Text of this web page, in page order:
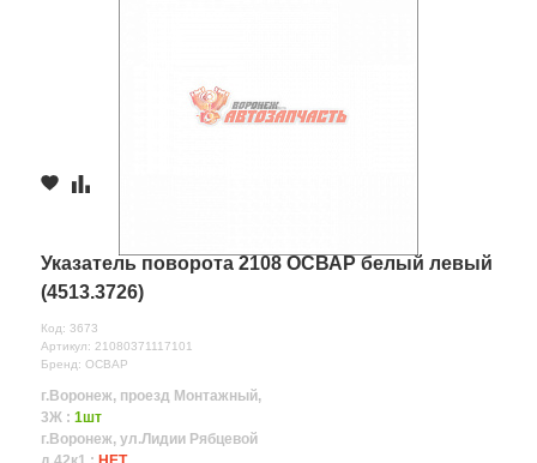
Указатель поворота 2108 ОСВАР белый левый
(4513.3726)
Код: 3673
Артикул: 21080371117101
Бренд: ОСВАР
г.Воронеж, проезд Монтажный,
3Ж : 1шт
г.Воронеж, ул.Лидии Рябцевой